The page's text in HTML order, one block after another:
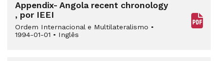
Appendix- Angola recent chronology
, por IEEI
Ordem Internacional e Multilateralismo •
1994-01-01 • Inglês